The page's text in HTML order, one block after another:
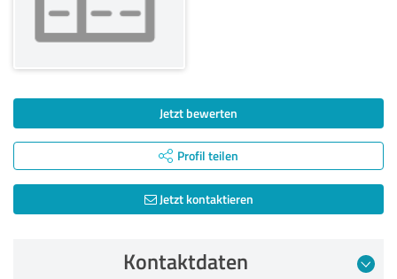
Jetzt bewerten
Profil teilen
Jetzt kontaktieren
Kontaktdaten